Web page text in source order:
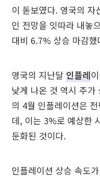
이 돋보였다. 영국의 자
인 전망을 잇따라 내놓
대비 6.7% 상승 마감했
영국의 지난달 인플레
낮게 나온 것 역시 주가
의 4월 인플레이션은
데, 이는 3%로 예상한
둔화된 것이다.
인플레이션 상승 속도